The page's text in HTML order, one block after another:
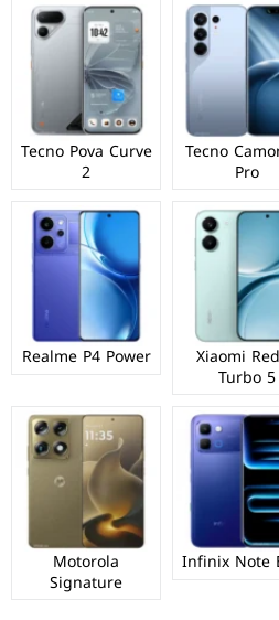
Tecno
Pro
Tecno Pova Curve
2
Xiaomi
Turbo 5
Realme P4 Power
Infinix Note
Motorola
Signature